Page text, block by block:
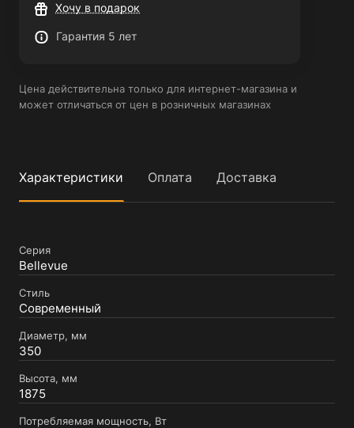
Хочу в подарок
Гарантия 5 лет
Цена действительна только для интернет-магазина и
может отличаться от цен в розничных магазинах
Характеристики Оплата Доставка
Серия
Bellevue
Стиль
Современный
Диаметр, мм
350
Высота, мм
1875
Потребляемая мощность, Вт